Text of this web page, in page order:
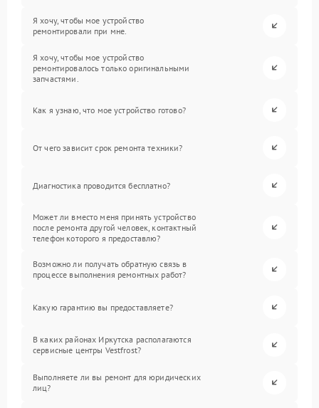
Я хочу, чтобы мое устройство
ремонтировали при мне.
Я хочу, чтобы мое устройство
ремонтировалось только оригинальными
запчастями.
Как я узнаю, что мое устройство готово?
От чего зависит срок ремонта техники?
Диагностика проводится бесплатно?
Может ли вместо меня принять устройство
после ремонта другой человек, контактный
телефон которого я предоставлю?
Возможно ли получать обратную связь в
процессе выполнения ремонтных работ?
Какую гарантию вы предоставляете?
В каких районах Иркутска располагаются
сервисные центры Vestfrost?
Выполняете ли вы ремонт для юридических
лиц?